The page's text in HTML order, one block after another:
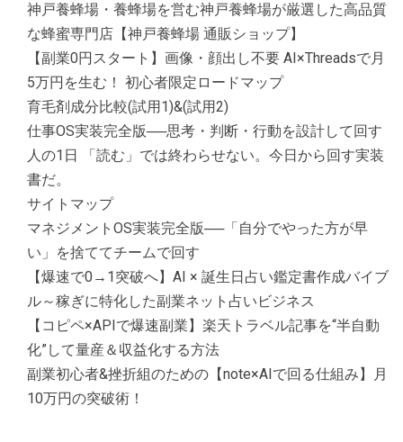
神戸養蜂場・養蜂場を営む神戸養蜂場が厳選した高品質
な蜂蜜専門店【神戸養蜂場 通販ショップ】
【副業0円スタート】画像・顔出し不要 AI×Threadsで月
5万円を生む！ 初心者限定ロードマップ
育毛剤成分比較(試用1)&(試用2)
仕事OS実装完全版──思考・判断・行動を設計して回す
人の1日 「読む」では終わらせない。今日から回す実装
書だ。
サイトマップ
マネジメントOS実装完全版──「自分でやった方が早
い」を捨ててチームで回す
【爆速で0→1突破へ】AI × 誕生日占い鑑定書作成バイブ
ル～稼ぎに特化した副業ネット占いビジネス
【コピペ×APIで爆速副業】楽天トラベル記事を“半自動
化”して量産＆収益化する方法
副業初心者&挫折組のための【note×AIで回る仕組み】月
10万円の突破術！